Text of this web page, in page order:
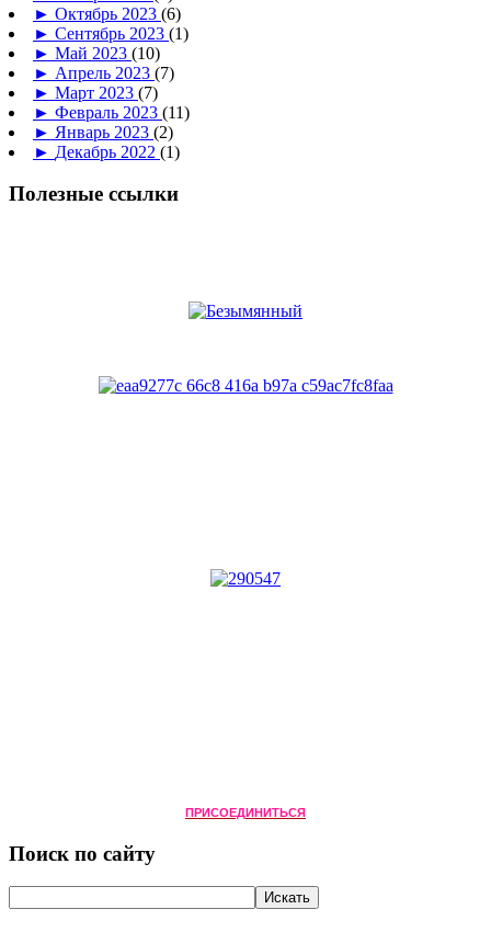
► Октябрь 2023 (6)
► Сентябрь 2023 (1)
► Май 2023 (10)
► Апрель 2023 (7)
► Март 2023 (7)
► Февраль 2023 (11)
► Январь 2023 (2)
► Декабрь 2022 (1)
Полезные ссылки
ПРИСОЕДИНИТЬСЯ
Поиск по сайту